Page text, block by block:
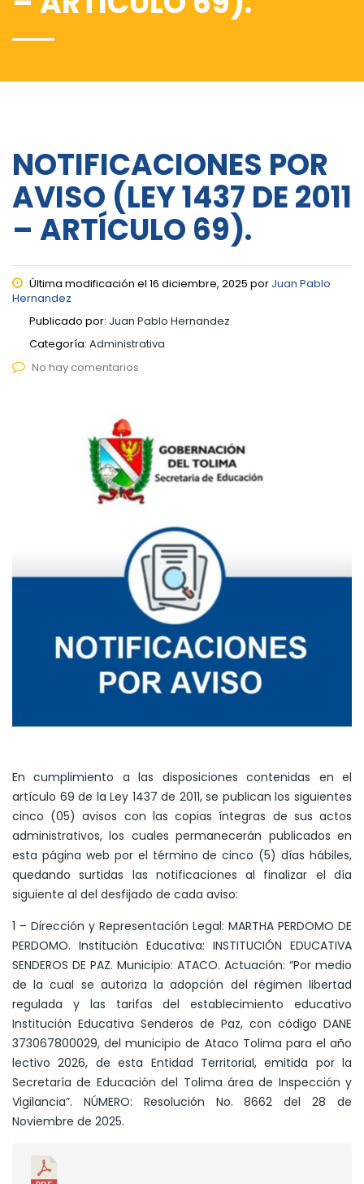
NOTIFICACIONES POR
AVISO (LEY 1437 DE 2011
– ARTÍCULO 69).
Última modificación el 16 diciembre, 2025 por Juan Pablo
Hernandez
Publicado por: Juan Pablo Hernandez
Categoría: Administrativa
No hay comentarios
En cumplimiento a las disposiciones contenidas en el
artículo 69 de la Ley 1437 de 2011, se publican los siguientes
cinco (05) avisos con las copias íntegras de sus actos
administrativos, los cuales permanecerán publicados en
esta página web por el término de cinco (5) días hábiles,
quedando surtidas las notificaciones al finalizar el día
siguiente al del desfijado de cada aviso:
1 – Dirección y Representación Legal: MARTHA PERDOMO DE
PERDOMO. Institución Educativa: INSTITUCIÓN EDUCATIVA
SENDEROS DE PAZ. Municipio: ATACO. Actuación: “Por medio
de la cual se autoriza la adopción del régimen libertad
regulada y las tarifas del establecimiento educativo
Institución Educativa Senderos de Paz, con código DANE
373067800029, del municipio de Ataco Tolima para el año
lectivo 2026, de esta Entidad Territorial, emitida por la
Secretaría de Educación del Tolima área de Inspección y
Vigilancia”. NÚMERO: Resolución No. 8662 del 28 de
Noviembre de 2025.